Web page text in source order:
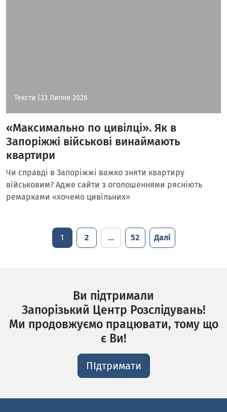
Тексти | 23 Липня 2026
«Максимально по цивілці». Як в
Запоріжжі військові винаймають
квартири
Чи справді в Запоріжжі важко зняти квартиру
військовим? Адже сайти з оголошеннями рясніють
ремарками «хочемо цивільних»
1 2 … 52 Далі
Ви підтримали
Запорізький Центр Розслідувань!
Ми продовжуємо працювати, тому що
є Ви!
ПІдтримати